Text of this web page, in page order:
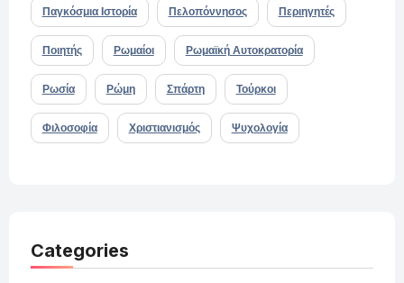
Παγκόσμια Ιστορία Πελοπόννησος Περιηγητές
Ποιητής Ρωμαίοι Ρωμαϊκή Αυτοκρατορία
Ρωσία Ρώμη Σπάρτη Τούρκοι
Φιλοσοφία Χριστιανισμός Ψυχολογία
Categories